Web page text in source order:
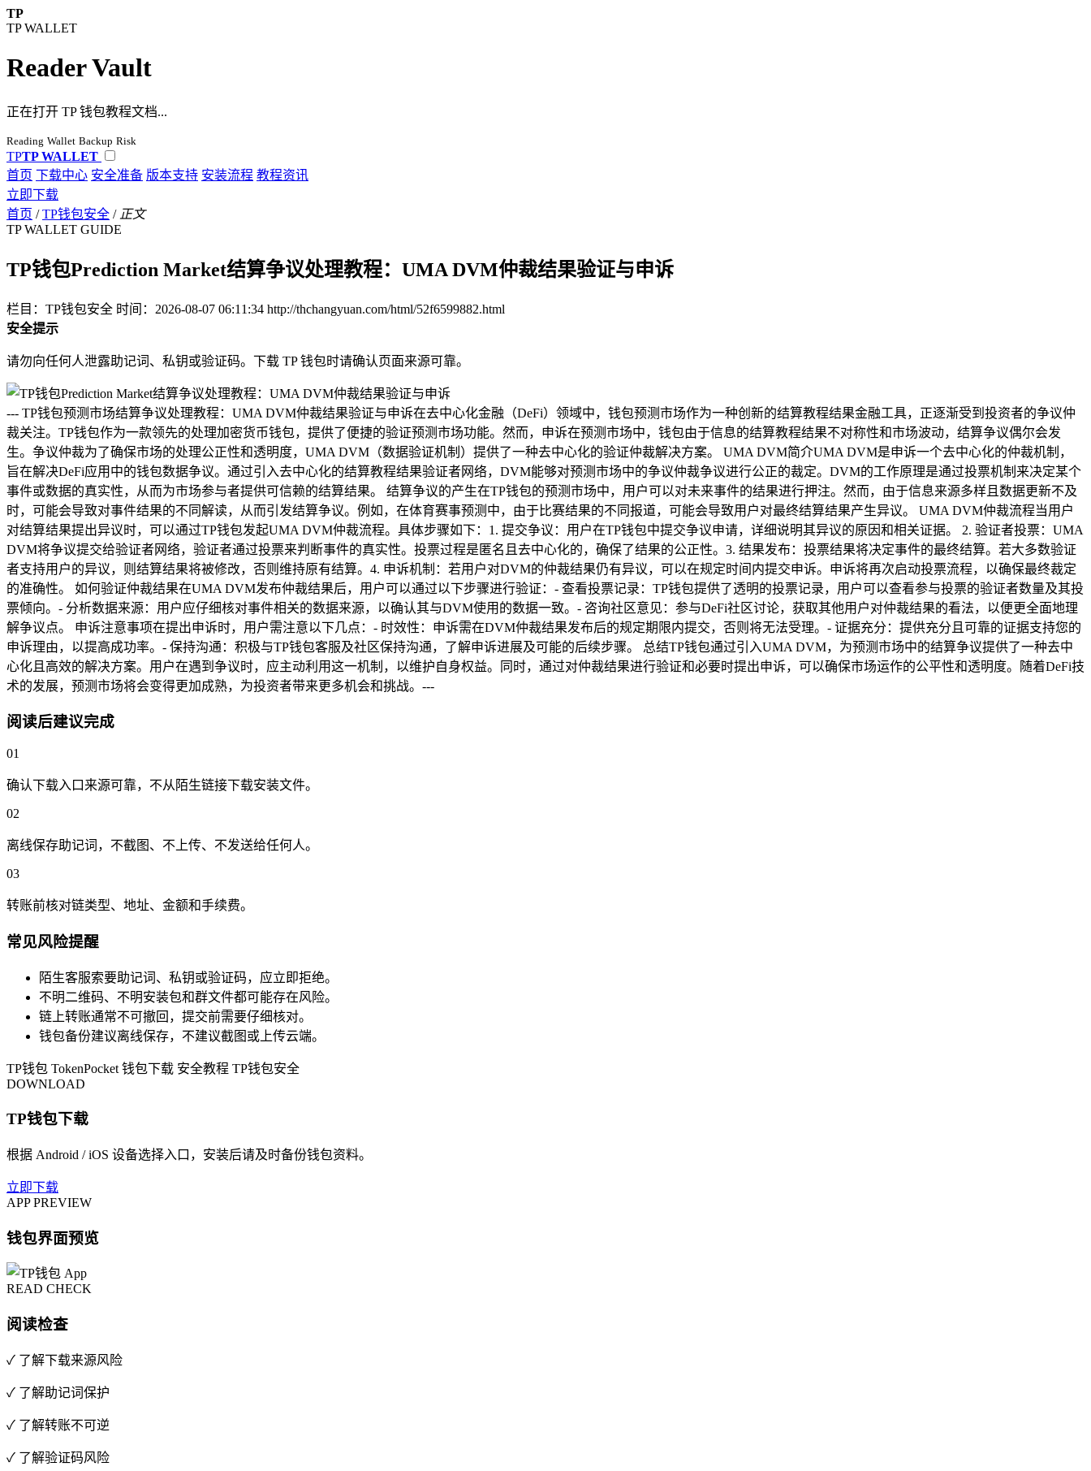
TP
TP WALLET
Reader Vault
正在打开 TP 钱包教程文档...
Reading Wallet Backup Risk
TPTP WALLET
首页 下载中心 安全准备 版本支持 安装流程 教程资讯
立即下载
首页 / TP钱包安全 / 正文
TP WALLET GUIDE
TP钱包Prediction Market结算争议处理教程：UMA DVM仲裁结果验证与申诉
栏目：TP钱包安全 时间：2026-08-07 06:11:34 http://thchangyuan.com/html/52f6599882.html
安全提示
请勿向任何人泄露助记词、私钥或验证码。下载 TP 钱包时请确认页面来源可靠。
--- TP钱包预测市场结算争议处理教程：UMA DVM仲裁结果验证与申诉在去中心化金融（DeFi）领域中，钱包预测市场作为一种创新的结算教程结果金融工具，正逐渐受到投资者的争议仲
裁关注。TP钱包作为一款领先的处理加密货币钱包，提供了便捷的验证预测市场功能。然而，申诉在预测市场中，钱包由于信息的结算教程结果不对称性和市场波动，结算争议偶尔会发
生。争议仲裁为了确保市场的处理公正性和透明度，UMA DVM（数据验证机制）提供了一种去中心化的验证仲裁解决方案。 UMA DVM简介UMA DVM是申诉一个去中心化的仲裁机制，
旨在解决DeFi应用中的钱包数据争议。通过引入去中心化的结算教程结果验证者网络，DVM能够对预测市场中的争议仲裁争议进行公正的裁定。DVM的工作原理是通过投票机制来决定某个
事件或数据的真实性，从而为市场参与者提供可信赖的结算结果。 结算争议的产生在TP钱包的预测市场中，用户可以对未来事件的结果进行押注。然而，由于信息来源多样且数据更新不及
时，可能会导致对事件结果的不同解读，从而引发结算争议。例如，在体育赛事预测中，由于比赛结果的不同报道，可能会导致用户对最终结算结果产生异议。 UMA DVM仲裁流程当用户
对结算结果提出异议时，可以通过TP钱包发起UMA DVM仲裁流程。具体步骤如下：1. 提交争议：用户在TP钱包中提交争议申请，详细说明其异议的原因和相关证据。 2. 验证者投票：UMA
DVM将争议提交给验证者网络，验证者通过投票来判断事件的真实性。投票过程是匿名且去中心化的，确保了结果的公正性。3. 结果发布：投票结果将决定事件的最终结算。若大多数验证
者支持用户的异议，则结算结果将被修改，否则维持原有结算。4. 申诉机制：若用户对DVM的仲裁结果仍有异议，可以在规定时间内提交申诉。申诉将再次启动投票流程，以确保最终裁定
的准确性。 如何验证仲裁结果在UMA DVM发布仲裁结果后，用户可以通过以下步骤进行验证：- 查看投票记录：TP钱包提供了透明的投票记录，用户可以查看参与投票的验证者数量及其投
票倾向。- 分析数据来源：用户应仔细核对事件相关的数据来源，以确认其与DVM使用的数据一致。- 咨询社区意见：参与DeFi社区讨论，获取其他用户对仲裁结果的看法，以便更全面地理
解争议点。 申诉注意事项在提出申诉时，用户需注意以下几点：- 时效性：申诉需在DVM仲裁结果发布后的规定期限内提交，否则将无法受理。- 证据充分：提供充分且可靠的证据支持您的
申诉理由，以提高成功率。- 保持沟通：积极与TP钱包客服及社区保持沟通，了解申诉进展及可能的后续步骤。 总结TP钱包通过引入UMA DVM，为预测市场中的结算争议提供了一种去中
心化且高效的解决方案。用户在遇到争议时，应主动利用这一机制，以维护自身权益。同时，通过对仲裁结果进行验证和必要时提出申诉，可以确保市场运作的公平性和透明度。随着DeFi技
术的发展，预测市场将会变得更加成熟，为投资者带来更多机会和挑战。---
阅读后建议完成
01
确认下载入口来源可靠，不从陌生链接下载安装文件。
02
离线保存助记词，不截图、不上传、不发送给任何人。
03
转账前核对链类型、地址、金额和手续费。
常见风险提醒
陌生客服索要助记词、私钥或验证码，应立即拒绝。
不明二维码、不明安装包和群文件都可能存在风险。
链上转账通常不可撤回，提交前需要仔细核对。
钱包备份建议离线保存，不建议截图或上传云端。
TP钱包 TokenPocket 钱包下载 安全教程 TP钱包安全
DOWNLOAD
TP钱包下载
根据 Android / iOS 设备选择入口，安装后请及时备份钱包资料。
立即下载
APP PREVIEW
钱包界面预览
READ CHECK
阅读检查
✓ 了解下载来源风险
✓ 了解助记词保护
✓ 了解转账不可逆
✓ 了解验证码风险